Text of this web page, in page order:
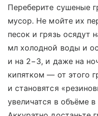
Переберите сушеные
мусор. Не мойте их
песок и грязь осядут
мл холодной воды и
и на 2−3, и даже на
кипятком — от этого
и становятся
увеличатся в объёме